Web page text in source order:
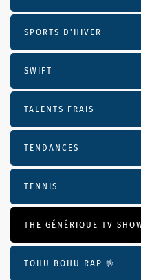
SPORTS D'HIVER
SWIFT
TALENTS FRAIS
TENDANCES
TENNIS
THE GÉNÉRIQUE TV
TOHU BOHU RAP 🤟